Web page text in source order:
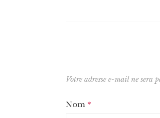
Votre adresse e-mail ne sera
Nom *